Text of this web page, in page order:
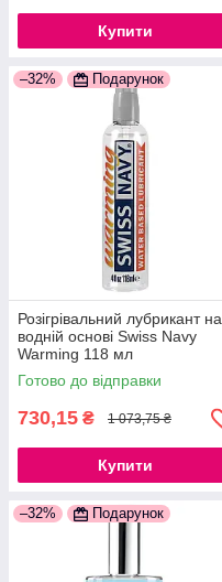
Купити
–32% Подарунок
Розігрівальний лубрикант на
водній основі Swiss Navy
Warming 118 мл
777Store.com.ua
Готово до відправки
730,15 ₴ 1 073,75 ₴
Купити
–32% Подарунок